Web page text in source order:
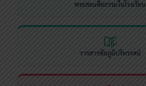
พระสอนศีลธรรมในโรงเรียน
วารสารชัยภูมิปริทรรศน์